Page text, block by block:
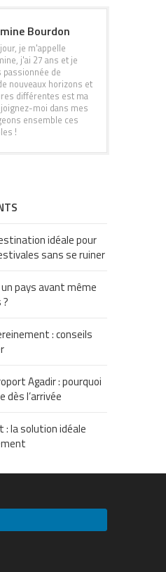
Bourdon
je m'appelle
j'ai 27 ans et je
passionnée de
nouveaux horizons et
différentes est ma
moi dans mes
ensemble ces
!
idéale pour
sans se ruiner
pays avant même
: conseils
Agadir : pourquoi
dès l’arrivée
: la solution idéale